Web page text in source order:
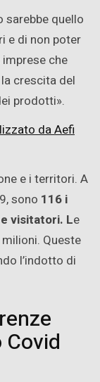
sarebbe quello
e di non poter
che
crescita del
prodotti».
da Aefi
e i territori. A
sono 116 i
visitatori. Le
Queste
l’indotto di